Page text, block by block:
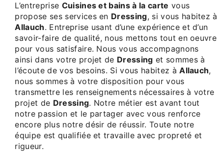
L’entreprise Cuisines et bains à la carte vous
propose ses services en Dressing, si vous habitez à
Allauch. Entreprise usant d’une expérience et d’un
savoir-faire de qualité, nous mettons tout en oeuvre
pour vous satisfaire. Nous vous accompagnons
ainsi dans votre projet de Dressing et sommes à
l’écoute de vos besoins. Si vous habitez àAllauch,
nous sommes à votre disposition pour vous
transmettre les renseignements nécessaires à votre
projet de Dressing. Notre métier est avant tout
notre passion et le partager avec vous renforce
encore plus notre désir de réussir. Toute notre
équipe est qualifiée et travaille avec propreté et
rigueur.